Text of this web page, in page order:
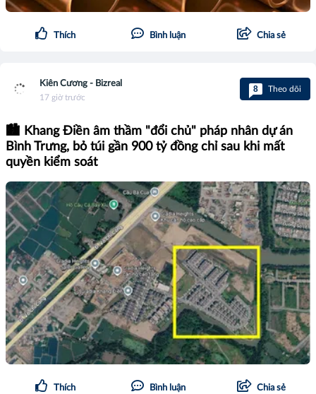
Thích Bình luận Chia sẻ
Kiên Cương - Bizreal
17 giờ trước
8 Theo dõi
🏙️ Khang Điền âm thầm "đổi chủ" pháp nhân dự án
Bình Trưng, bỏ túi gần 900 tỷ đồng chỉ sau khi mất
quyền kiểm soát
Thích Bình luận Chia sẻ